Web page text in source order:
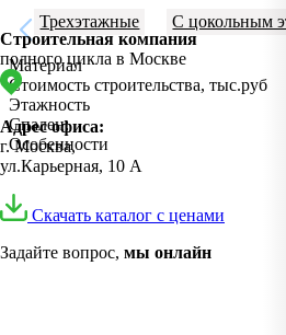
Строительная компания
полного цикла в Москве
Адрес офиса:
г. Москва,
ул.Карьерная, 10 А
Скачать каталог с ценами
Задайте вопрос, мы онлайн
Услуги
Каталог
Трехэтажные С цокольным
Материал
Стоимость строительства, тыс.руб
Этажность
Спален:
Особенности